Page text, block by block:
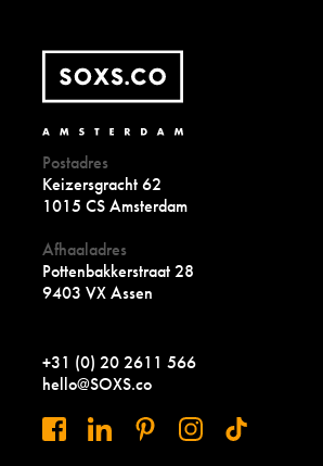
Postadres
Keizersgracht 62
1015 CS Amsterdam
Afhaaladres
Pottenbakkerstraat 28
9403 VX Assen
+31 (0) 20 2611 566
hello@SOXS.co